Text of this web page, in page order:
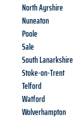
North Ayrshire
Nuneaton
Poole
Sale
South Lanarkshire
Stoke-on-Trent
Telford
Watford
Wolverhampton